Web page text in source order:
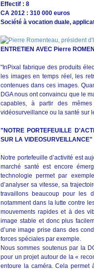
Effectif : 8
CA 2012 : 310 000 euros
Société à vocation duale,
ENTRETIEN AVEC Pierre
"InPixal fabrique des produits
les images en temps réel, les
contenues dans ces images.
DGA nous ont convaincu que le
capables, à partir des
vidéosurveillance ou la santé sur
" NOTRE PORTEFEUILLE
SUR LA VIDEOSURVEILLANCE"
Notre portefeuille d’activité est
marché santé est encore
technologie permet par
d’analyser sa vitesse, sa
travaillons beaucoup pour les
notamment dans la lutte contre
mouvements rapides et à des
image stable et donc plus
d’une image prise dans des
forces spéciales par exemple.
Nous sommes soutenus par la
pour un projet autour de la «
entoure la caméra. Cela permet